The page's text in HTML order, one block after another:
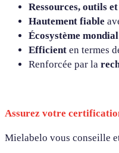
Ressources, outils
Hautement fiable
Écosystème mondial
Efficient en termes
Renforcée par la
Assurez votre
Mielabelo vous conseille